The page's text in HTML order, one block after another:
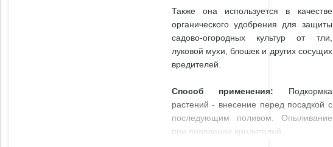
Также она используется в качестве
органического удобрения для защиты
садово-огородных культур от тли,
луковой мухи, блошек и других сосущих
вредителей.
Способ применения: Подкормка
растений - внесение перед посадкой с
последующим поливом. Опыливание
при появлении вредителей.